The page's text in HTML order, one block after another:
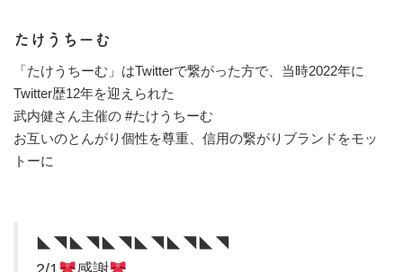
たけうちーむ
「たけうちーむ」はTwitterで繋がった方で、当時2022年に
Twitter歴12年を迎えられた
武内健さん主催の #たけうちーむ
お互いのとんがり個性を尊重、信用の繋がりブランドをモッ
トーに
◣◥◣◥◣◥◣◥◣◥◣◥